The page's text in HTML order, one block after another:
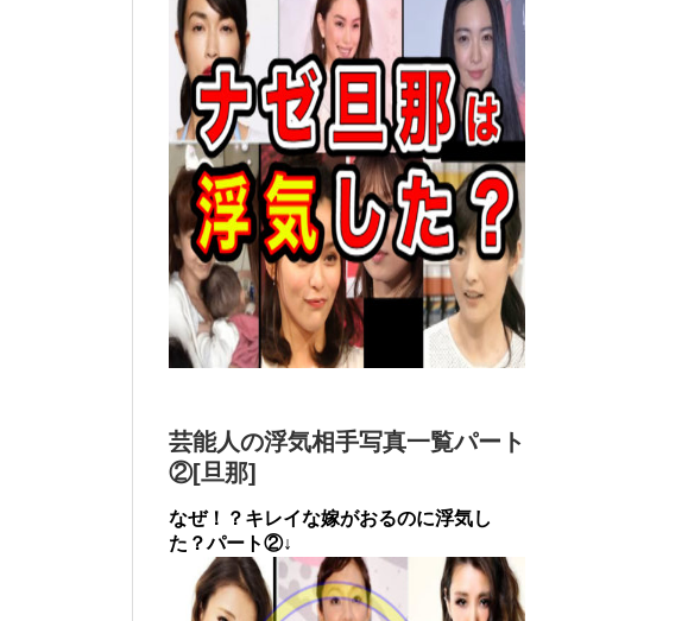
芸能人の浮気相手写真一覧パート
②[旦那]
なぜ！？キレイな嫁がおるのに浮気し
た？パート②↓